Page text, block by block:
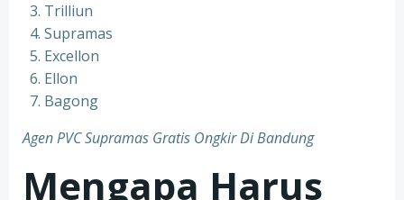
Trilliun
Supramas
Excellon
Ellon
Bagong
Agen PVC Supramas Gratis Ongkir Di Bandung
Mengapa Harus